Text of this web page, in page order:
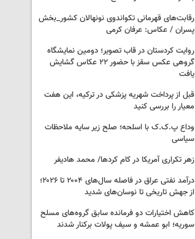
رقابت‌های قهرمانی تکواندوی نونهالان کشور_بخش
پسران / عکاس: عرفان کرمی
روایت کردستان در قاب تصویر؛ دومین نمایشگاه
گروهی عکس سقز با حضور ۲۲ عکاس گشایش
یافت
قبل از پرداخت شهریه پزشکی در ترکیه، این هفت
معیار را بررسی کنید
وداع پ.ک.ک با اسلحه؛ صلح زیر سایه ملاحظات
سیاسی
زهر تکراری آمریکا در کام کردها/ محمد هادیفر
درآمد نفتی عراق در فاصله سال‌های ۲۰۰۴ تا ۲۰۲۶؛
از جهش تاریخی تا نوسان‌های شدید
کاهش اختیارات دو فرمانده سابق گروه‌های مسلح
سوریه؛ ابو عمشه و سیف پولات برکنار شدند